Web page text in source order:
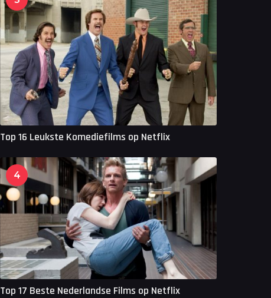
Top 16 Leukste Komediefilms op Netflix
4
Top 17 Beste Nederlandse Films op Netflix